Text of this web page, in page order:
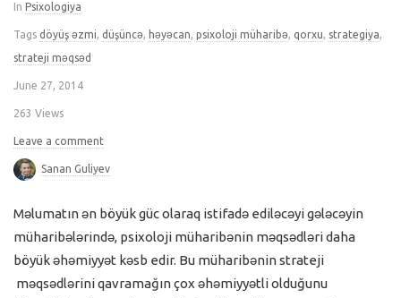
In Psixologiya
Tags döyüş əzmi, düşüncə, həyəcan, psixoloji müharibə, qorxu, strategiya,
strateji məqsəd
June 27, 2014
263 Views
Leave a comment
Sanan Guliyev
Məlumatın ən böyük güc olaraq istifadə ediləcəyi gələcəyin
müharibələrində, psixoloji müharibənin məqsədləri daha
böyük əhəmiyyət kəsb edir. Bu müharibənin strateji
məqsədlərini qavramağın çox əhəmiyyətli olduğunu